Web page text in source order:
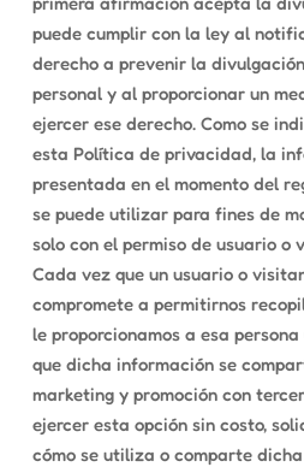
puede cumplir con la ley al
derecho a prevenir la
personal y al proporcionar un
ejercer ese derecho. Como se
esta Política de privacidad, la
presentada en el momento del
se puede utilizar para fines de
solo con el permiso de usuario
Cada vez que un usuario o
compromete a permitirnos
le proporcionamos a esa
que dicha información se
marketing y promoción con
ejercer esta opción sin costo,
cómo se utiliza o comparte